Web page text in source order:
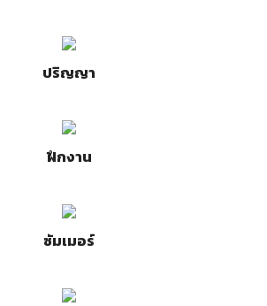
ปริญญา
ฝึกงาน
ซัมเมอร์